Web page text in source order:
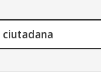
ciutadana